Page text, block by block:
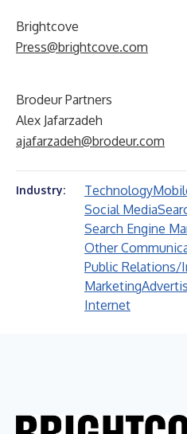
Brightcove
Press@brightcove.com
Brodeur Partners
Alex Jafarzadeh
ajafarzadeh@brodeur.com
Industry: Technology
Social Media
Search Engine
Other
Public Relations/
Marketing
Internet